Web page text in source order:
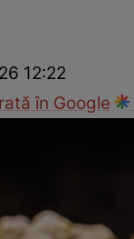
12:22
în Google